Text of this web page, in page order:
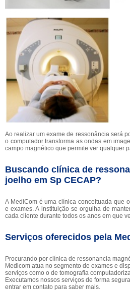
Ao realizar um exame de ressonância será
o computador transforma as ondas em
campo magnético que permite ver qualquer
Buscando clínica de
joelho em Sp CECAP?
A MediCom é uma clínica conceituada que
e exames. A instituição se orgulha de
cada cliente durante todos os anos em que
Serviços oferecidos pela
Procurando por clínica de ressonancia
Medicom atua no segmento de exames e
serviços como o de tomografia
Executamos nossos serviços de forma
entrar em contato para saber mais.